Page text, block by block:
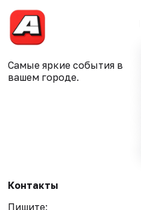
Самые яркие события в
вашем городе.
Контакты
Пишите: